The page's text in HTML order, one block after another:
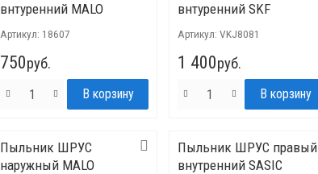
внтуренний MALO
Артикул: 18607
750руб.
внтуренний SKF
Артикул:VKJ8081
1 400руб.
Пыльник ШРУС
наружный MALO
Пыльник ШРУС правый
внутренний SASIC